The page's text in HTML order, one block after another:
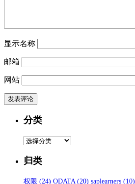
显示名称
邮箱
网站
分类
分
归类
权限 (24) ODATA (20) saplearners (10)